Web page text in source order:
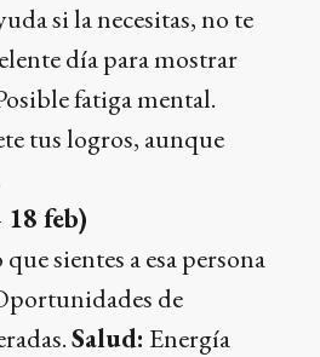
si la necesitas, no te
día para mostrar
fatiga mental.
tus logros, aunque
feb)
sientes a esa persona
de
Salud: Energía